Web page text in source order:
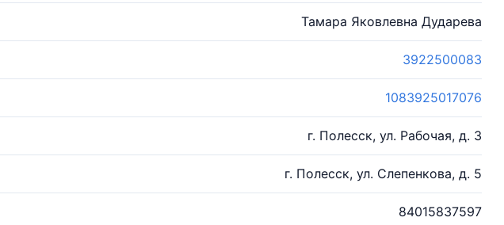
Тамара Яковлевна Дударева
3922500083
1083925017076
г. Полесск, ул. Рабочая, д. 3
г. Полесск, ул. Слепенкова, д. 5
84015837597